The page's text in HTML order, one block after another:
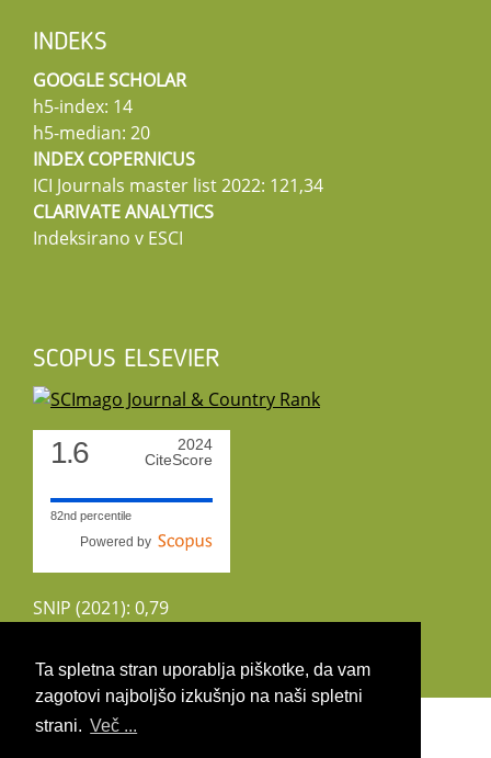
Ta spletna stran uporablja piškotke, da vam
zagotovi najboljšo izkušnjo na naši spletni
strani. Več ...
INDEKS
GOOGLE SCHOLAR
h5-index: 14
h5-median: 20
INDEX COPERNICUS
ICI Journals master list 2022: 121,34
CLARIVATE ANALYTICS
Indeksirano v ESCI
SCOPUS ELSEVIER
1.6
2024
CiteScore
82nd percentile
Powered by
SNIP (2021): 0,79